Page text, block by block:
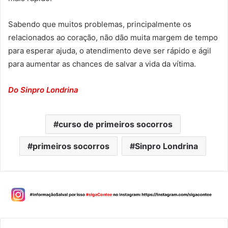
Sabendo que muitos problemas, principalmente os
relacionados ao coração, não dão muita margem de tempo
para esperar ajuda, o atendimento deve ser rápido e ágil
para aumentar as chances de salvar a vida da vítima.
Do Sinpro Londrina
curso de primeiros socorros
primeiros socorros Sinpro Londrina